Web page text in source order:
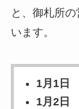
と、御札所
います。
1月1日
1月2日